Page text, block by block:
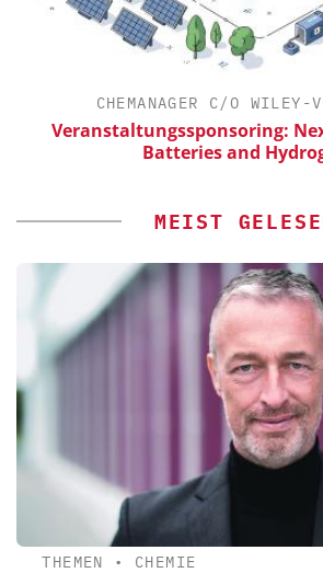
CHEMANAGER C/O WILEY-
Veranstaltungssponsoring:
Batteries and
MEIST
THEMEN • CHEMIE